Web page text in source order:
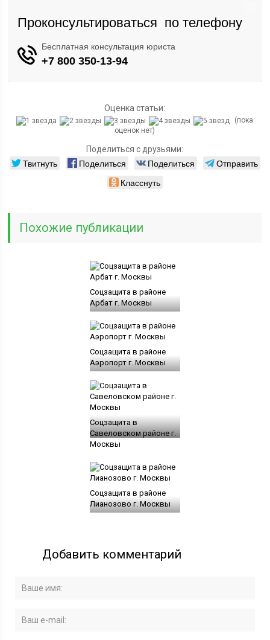
Оценка статьи:
(пока
оценок нет)
Поделиться с друзьями:
Твитнуть Поделиться Поделиться
Отправить
Класснуть
Похожие публикации
Соцзащита в районе
Арбат г. Москвы
Соцзащита в районе
Аэропорт г. Москвы
Соцзащита в
Савеловском районе г.
Москвы
Соцзащита в районе
Лианозово г. Москвы
Добавить комментарий